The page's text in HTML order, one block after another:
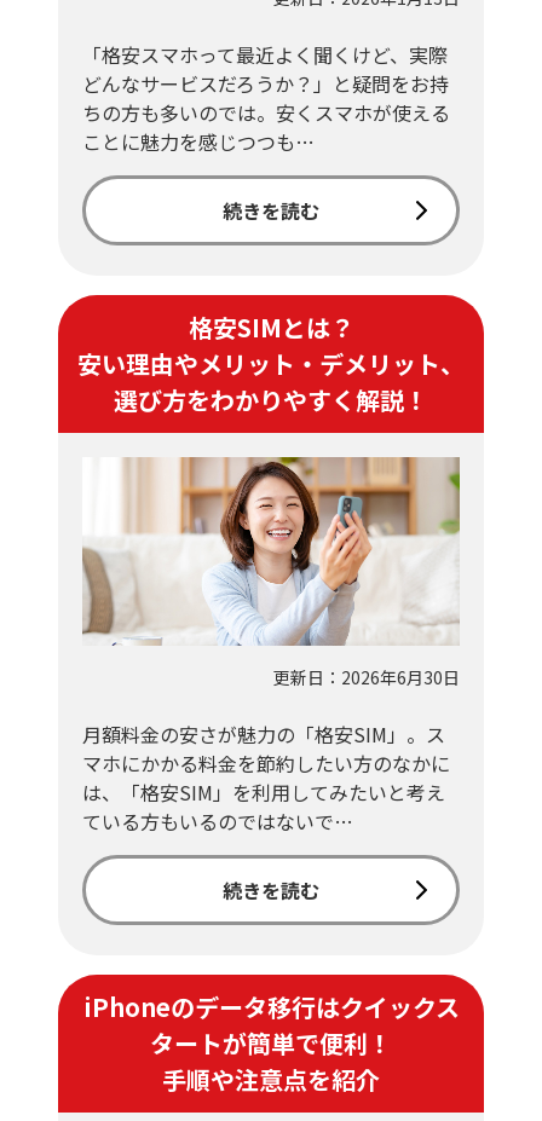
「格安スマホって最近よく聞くけど、実際
どんなサービスだろうか？」と疑問をお持
ちの方も多いのでは。安くスマホが使える
ことに魅力を感じつつも…
続きを読む
格安SIMとは？
安い理由やメリット・デメリット、
選び方をわかりやすく解説！
更新日：2026年6月30日
月額料金の安さが魅力の「格安SIM」。ス
マホにかかる料金を節約したい方のなかに
は、「格安SIM」を利用してみたいと考え
ている方もいるのではないで…
続きを読む
iPhoneのデータ移行はクイックス
タートが簡単で便利！
手順や注意点を紹介